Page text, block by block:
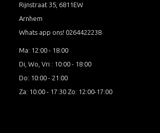
Rijnstraat 35, 6811EW
Arnhem
Whats app ons! 0264422238
Ma: 12:00 - 18:00
Di, Wo, Vri : 10:00 - 18:00
Do: 10:00 - 21:00
Za: 10:00 - 17:30 Zo: 12:00-17:00